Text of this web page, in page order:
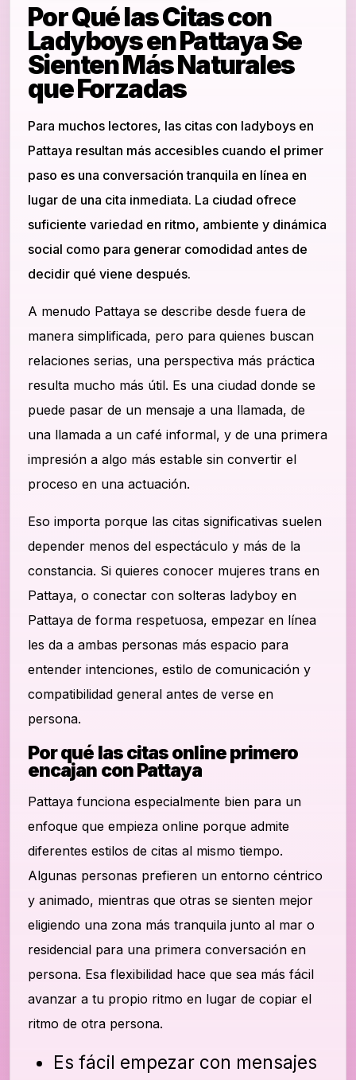
Por Qué las Citas con
Ladyboys en Pattaya Se
Sienten Más Naturales
que Forzadas
Para muchos lectores, las citas con ladyboys en
Pattaya resultan más accesibles cuando el primer
paso es una conversación tranquila en línea en
lugar de una cita inmediata. La ciudad ofrece
suficiente variedad en ritmo, ambiente y dinámica
social como para generar comodidad antes de
decidir qué viene después.
A menudo Pattaya se describe desde fuera de
manera simplificada, pero para quienes buscan
relaciones serias, una perspectiva más práctica
resulta mucho más útil. Es una ciudad donde se
puede pasar de un mensaje a una llamada, de
una llamada a un café informal, y de una primera
impresión a algo más estable sin convertir el
proceso en una actuación.
Eso importa porque las citas significativas suelen
depender menos del espectáculo y más de la
constancia. Si quieres conocer mujeres trans en
Pattaya, o conectar con solteras ladyboy en
Pattaya de forma respetuosa, empezar en línea
les da a ambas personas más espacio para
entender intenciones, estilo de comunicación y
compatibilidad general antes de verse en
persona.
Por qué las citas online primero
encajan con Pattaya
Pattaya funciona especialmente bien para un
enfoque que empieza online porque admite
diferentes estilos de citas al mismo tiempo.
Algunas personas prefieren un entorno céntrico
y animado, mientras que otras se sienten mejor
eligiendo una zona más tranquila junto al mar o
residencial para una primera conversación en
persona. Esa flexibilidad hace que sea más fácil
avanzar a tu propio ritmo en lugar de copiar el
ritmo de otra persona.
Es fácil empezar con mensajes